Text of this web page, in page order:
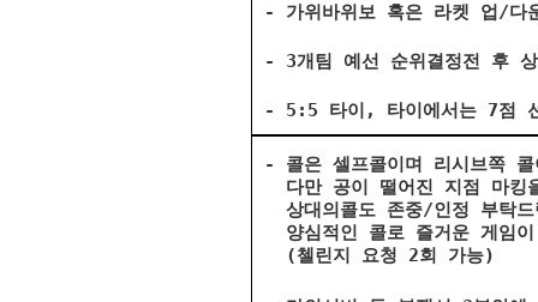
- 가위바위보 혹은 라켓 업/다
- 3개팀 예선 순위결정전 후
- 5:5 타이, 타이에서는 7점
- 콜은 셀프콜이며 리시브쪽
다만 공이 떨어진 지점 마킹
상대의콜도 존중/인정 부탁드
양심적인 콜로 즐거운 게임
(첼린지 요청 2회 가능)